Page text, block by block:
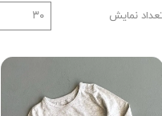
نمایش ۳۰